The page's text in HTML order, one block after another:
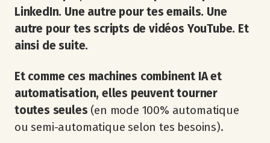
LinkedIn. Une autre pour tes emails. Une
autre pour tes scripts de vidéos YouTube. Et
ainsi de suite.
Et comme ces machines combinent IA et
automatisation, elles peuvent tourner
toutes seules (en mode 100% automatique
ou semi-automatique selon tes besoins).